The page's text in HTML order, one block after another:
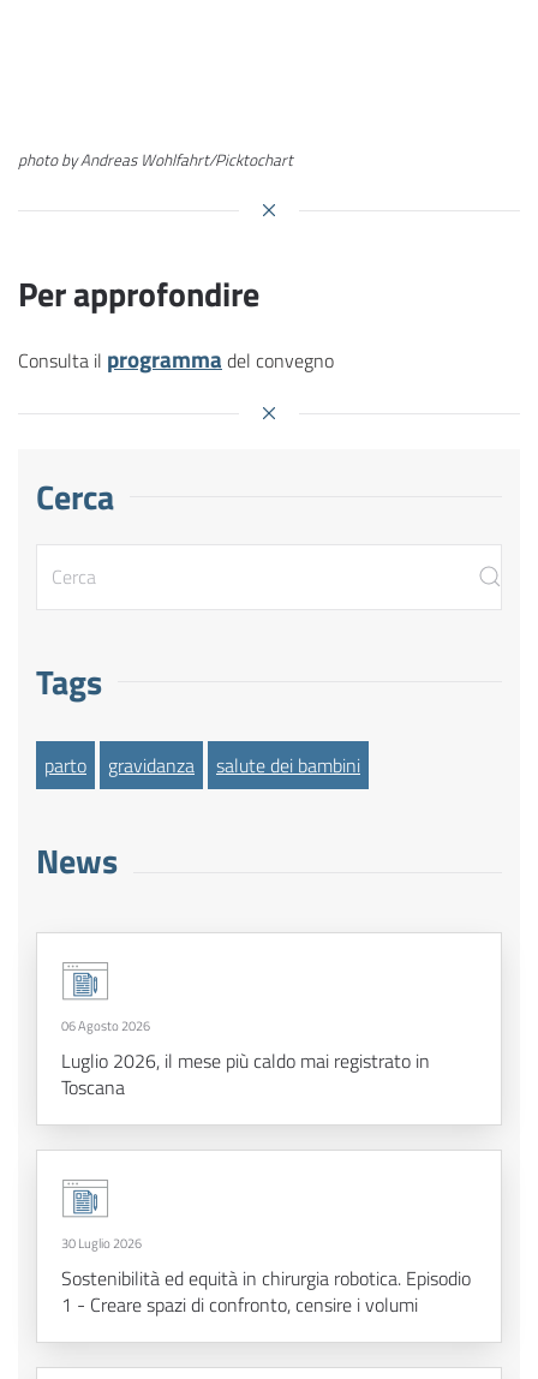
photo by Andreas Wohlfahrt/Picktochart
Per approfondire
Consulta il programma del convegno
Cerca
Tags
parto gravidanza salute dei bambini
News
06 Agosto 2026
Luglio 2026, il mese più caldo mai registrato in
Toscana
30 Luglio 2026
Sostenibilità ed equità in chirurgia robotica. Episodio
1 - Creare spazi di confronto, censire i volumi